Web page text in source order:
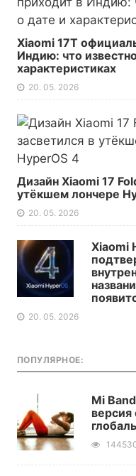
Xiaomi 17T
Индию: что
характеристиках
20. 05. 2026
Дизайн Xiaomi 17
утёкшем лончере
20. 05. 2026
Xiaomi
20. 05. 2026
ПОПУЛЯРНОЕ:
Mi
версия